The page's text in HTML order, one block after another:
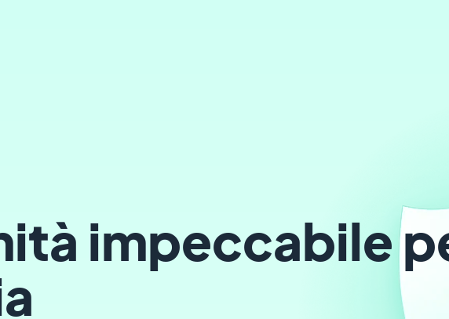
impeccabile